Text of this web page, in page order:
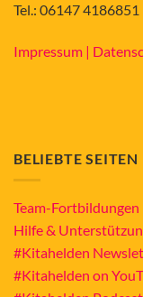
Tel.: 06147 4186851
Impressum |
BELIEBTE SEITEN
Team-Fortbildungen
Hilfe &
#Kitahelden
#Kitahelden on